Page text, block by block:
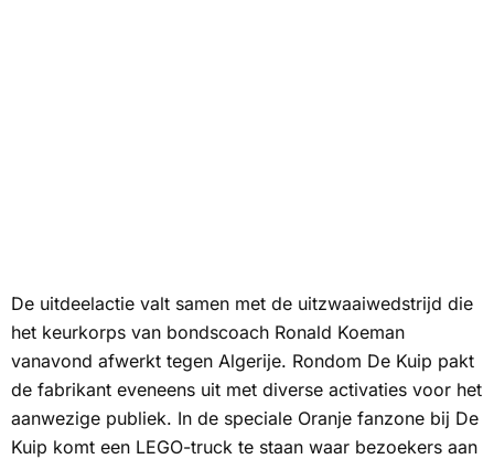
De uitdeelactie valt samen met de uitzwaaiwedstrijd die
het keurkorps van bondscoach Ronald Koeman
vanavond afwerkt tegen Algerije. Rondom De Kuip pakt
de fabrikant eveneens uit met diverse activaties voor het
aanwezige publiek. In de speciale Oranje fanzone bij De
Kuip komt een LEGO-truck te staan waar bezoekers aan